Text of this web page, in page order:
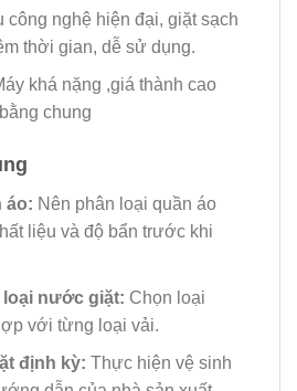
công nghệ hiện đại, giặt sạch
thời gian, dễ sử dụng.
khá nặng ,giá thành cao
chung
áo: Nên phân loại quần áo
liệu và độ bẩn trước khi
nước giặt: Chọn loại
với từng loại vải.
định kỳ: Thực hiện vệ sinh